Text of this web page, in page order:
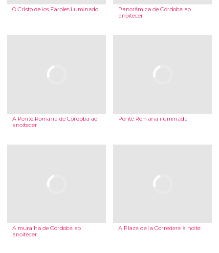
O Cristo de los Faroles iluminado
Panorâmica de Córdoba ao
anoitecer
A Ponte Romana de Córdoba ao
anoitecer
Ponte Romana iluminada
A muralha de Córdoba ao
anoitecer
A Plaza de la Corredera à noite